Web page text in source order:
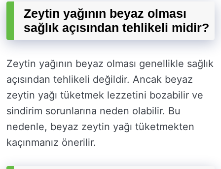
Zeytin yağının beyaz olması
sağlık açısından tehlikeli midir?
Zeytin yağının beyaz olması genellikle sağlık
açısından tehlikeli değildir. Ancak beyaz
zeytin yağı tüketmek lezzetini bozabilir ve
sindirim sorunlarına neden olabilir. Bu
nedenle, beyaz zeytin yağı tüketmekten
kaçınmanız önerilir.